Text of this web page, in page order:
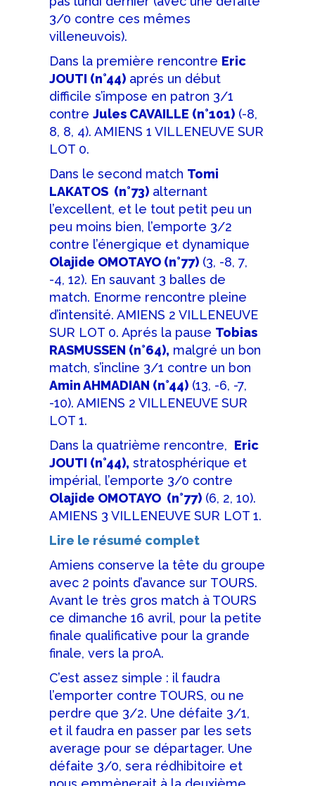
3/0 contre ces mêmes
villeneuvois).
Dans la première rencontre Eric
JOUTI (n°44) aprés un début
difficile s’impose en patron 3/1
contre Jules CAVAILLE (n°101) (-8,
8, 8, 4). AMIENS 1 VILLENEUVE SUR
LOT 0.
Dans le second match Tomi
LAKATOS (n°73) alternant
l’excellent, et le tout petit peu un
peu moins bien, l’emporte 3/2
contre l’énergique et dynamique
Olajide OMOTAYO (n°77) (3, -8, 7,
-4, 12). En sauvant 3 balles de
match. Enorme rencontre pleine
d’intensité. AMIENS 2 VILLENEUVE
SUR LOT 0. Aprés la pause Tobias
RASMUSSEN (n°64), malgré un bon
match, s’incline 3/1 contre un bon
Amin AHMADIAN (n°44) (13, -6, -7,
-10). AMIENS 2 VILLENEUVE SUR
LOT 1.
Dans la quatrième rencontre, Eric
JOUTI (n°44), stratosphérique et
impérial, l’emporte 3/0 contre
Olajide OMOTAYO (n°77) (6, 2, 10).
AMIENS 3 VILLENEUVE SUR LOT 1.
Lire le résumé complet
Amiens conserve la tête du groupe
avec 2 points d’avance sur TOURS.
Avant le très gros match à TOURS
ce dimanche 16 avril, pour la petite
finale qualificative pour la grande
finale, vers la proA.
C’est assez simple : il faudra
l’emporter contre TOURS, ou ne
perdre que 3/2. Une défaite 3/1,
et il faudra en passer par les sets
average pour se départager. Une
défaite 3/0, sera rédhibitoire et